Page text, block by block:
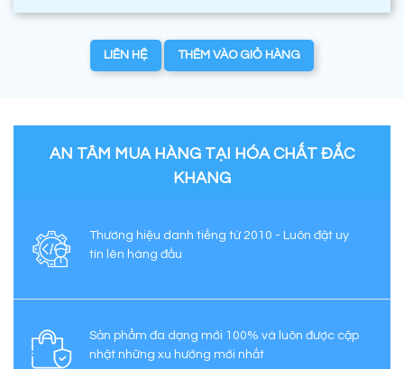
LIÊN HỆ THÊM VÀO GIỎ HÀNG
AN TÂM MUA HÀNG TẠI HÓA CHẤT ĐẮC
KHANG
Thương hiệu danh tiếng từ 2010 - Luôn đặt uy
tín lên hàng đầu
Sản phẩm đa dạng mới 100% và luôn được cập
nhật những xu hướng mới nhất